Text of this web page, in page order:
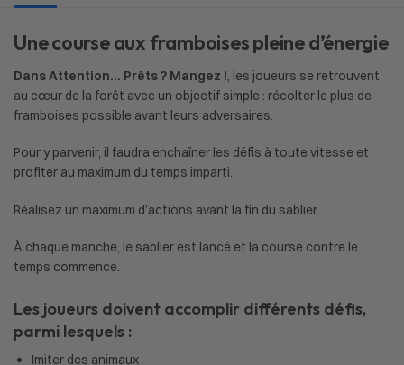
Une course aux framboises pleine d’énergie
Dans Attention… Prêts ? Mangez !, les joueurs se retrouvent
au cœur de la forêt avec un objectif simple : récolter le plus de
framboises possible avant leurs adversaires.
Pour y parvenir, il faudra enchaîner les défis à toute vitesse et
profiter au maximum du temps imparti.
Réalisez un maximum d’actions avant la fin du sablier
À chaque manche, le sablier est lancé et la course contre le
temps commence.
Les joueurs doivent accomplir différents défis,
parmi lesquels :
Imiter des animaux